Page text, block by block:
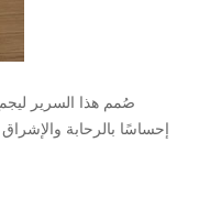
صُمم هذا السرير
إحساسًا بالرحابة